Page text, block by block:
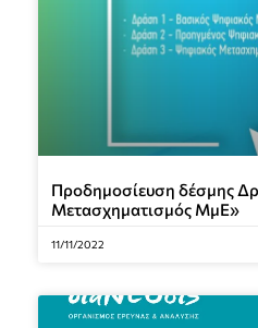
Προδημοσίευση δέσμης
Μετασχηματισμός ΜμΕ»
11/11/2022